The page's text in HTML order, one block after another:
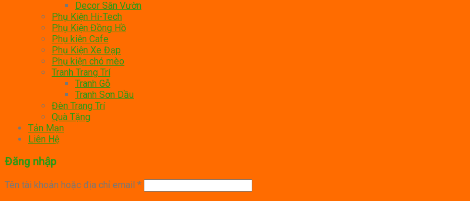
Decor Sân Vườn
Phụ Kiện Hi-Tech
Phụ Kiện Đồng Hồ
Phụ kiện Cafe
Phụ Kiện Xe Đạp
Phụ kiện chó mèo
Tranh Trang Trí
Tranh Gỗ
Tranh Sơn Dầu
Đèn Trang Trí
Quà Tặng
Tản Mạn
Liên Hệ
Đăng nhập
Tên tài khoản hoặc địa chỉ email *